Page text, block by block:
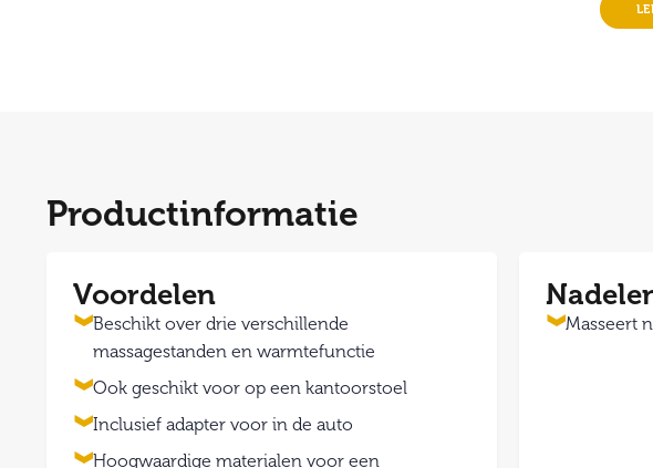
Productinformatie
Voordelen
Beschikt over drie verschillende
massagestanden en warmtefunctie
Ook geschikt voor op een kantoorstoel
Inclusief adapter voor in de auto
Hoogwaardige materialen voor een
Masseert